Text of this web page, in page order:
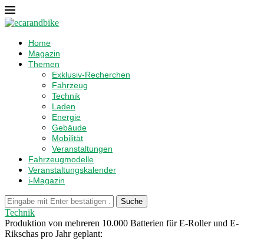
Home
Magazin
Themen
Exklusiv-Recherchen
Fahrzeug
Technik
Laden
Energie
Gebäude
Mobilität
Veranstaltungen
Fahrzeugmodelle
Veranstaltungskalender
i-Magazin
Suche
Technik
Produktion von mehreren 10.000 Batterien für E-Roller und E-
Rikschas pro Jahr geplant: